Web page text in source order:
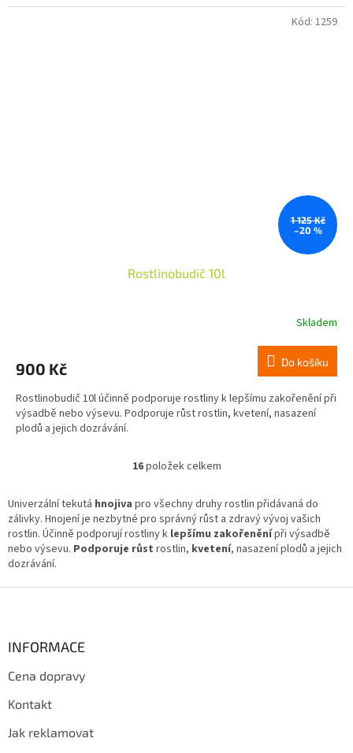
1 125 Kč
–20 %
Rostlinobudič 10l
Skladem
900 Kč Do košíku
Rostlinobudič 10l účinně podporuje rostliny k lepšímu zakořenění při
výsadbě nebo výsevu. Podporuje růst rostlin, kvetení, nasazení
plodů a jejich dozrávání.
Kód: 1259
O
l
á
d
a
p
16položek celkem
Univerzální tekutá hnojiva pro všechny druhy rostlin přidávaná do
zálivky. Hnojení je nezbytné pro správný růst a zdravý vývoj vašich
rostlin. Účinně podporují rostliny k lepšímu zakořeněnípři výsadbě
nebo výsevu. Podporuje růst rostlin, kvetení, nasazení plodů a jejich
dozrávání.
INFORMACE
Cena dopravy
Kontakt
Jak reklamovat